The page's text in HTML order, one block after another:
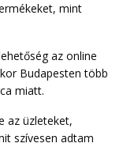
mint
az online
Budapesten több
miatt.
az üzleteket,
szívesen adtam